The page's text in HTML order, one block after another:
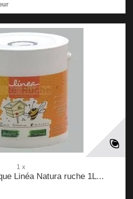
1 x
Linéa Natura ruche 1L...